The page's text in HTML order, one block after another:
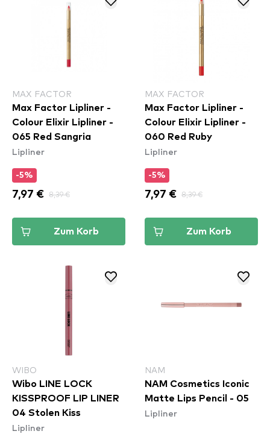
MAX FACTOR
Max Factor Lipliner -
Colour Elixir Lipliner -
065 Red Sangria
Lipliner
-5%
7,97 € 8,39 €
Zum Korb
MAX FACTOR
Max Factor Lipliner -
Colour Elixir Lipliner -
060 Red Ruby
Lipliner
-5%
7,97 € 8,39 €
Zum Korb
WIBO
Wibo LINE LOCK
KISSPROOF LIP LINER
04 Stolen Kiss
Lipliner
NAM
NAM Cosmetics Iconic
Matte Lips Pencil - 05
Lipliner